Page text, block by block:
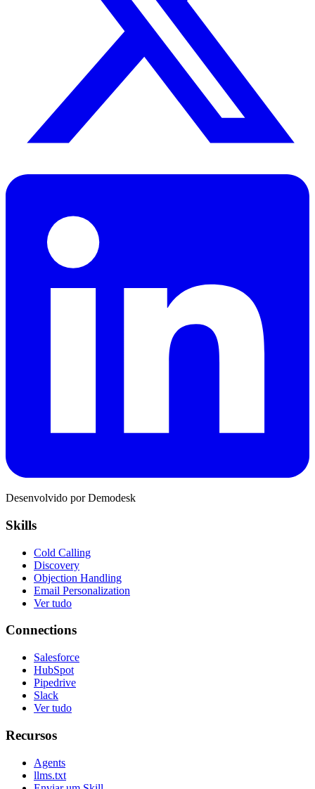
Desenvolvido por Demodesk
Skills
Cold Calling
Discovery
Objection Handling
Email Personalization
Ver tudo
Connections
Salesforce
HubSpot
Pipedrive
Slack
Ver tudo
Recursos
Agents
llms.txt